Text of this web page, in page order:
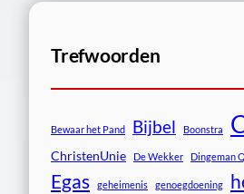
Trefwoorden
Bewaar het Pand Bijbel Boonstra
ChristenUnie De Wekker Dingeman
Egas geheimenis genoegdoening